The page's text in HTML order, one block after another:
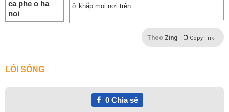
ở khắp mọi nơi trên ...
Theo Zing Copy link
LỐI SỐNG
0Chia sẻ